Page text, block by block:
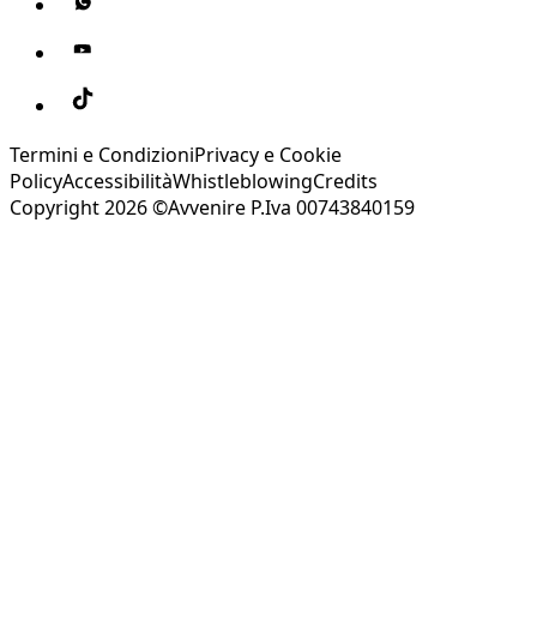
Termini e CondizioniPrivacy e Cookie
PolicyAccessibilitàWhistleblowingCredits
Copyright 2026 ©Avvenire P.Iva 00743840159